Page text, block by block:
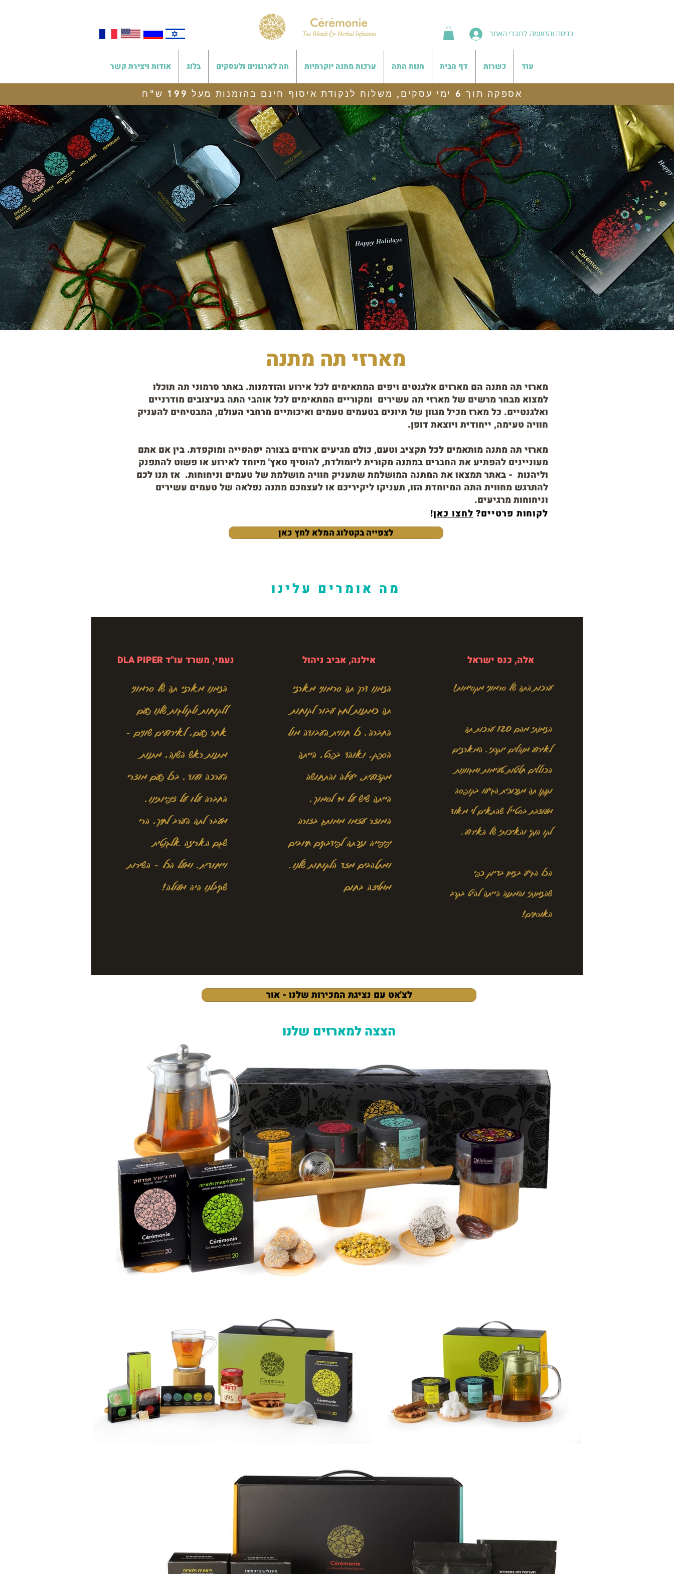
כניסה והרשמה לחברי האתר
אודות ויצירת קשר בלוג תה לארגונים ולעסקים ערכות מתנה יוקרתיות חנות התה דף הבית כשרות עוד
אספקה תוך 6 ימי עסקים, משלוח לנקודת איסוף חינם בהזמנות מעל 199 ש"ח
מארזי תה מתנה
מארזי תה מתנה הם מארזים אלגנטים ויפים המתאימים לכל אירוע והזדמנות. באתר סרמוני תה תוכלו
למצוא מבחר מרשים של מארזי תה עשירים ומקוריים המתאימים לכל אוהבי התה בעיצובים מודרניים
ואלגנטיים. כל מארז מכיל מגוון של תיונים בטעמים טעמים ואיכותיים מרחבי העולם, המבטיחים להעניק
חוויה טעימה, ייחודית ויוצאת דופן.
מארזי תה מתנה מותאמים לכל תקציב וטעם, כולם מגיעים ארוזים בצורה יפהפייה ומוקפדת. בין אם אתם
מעוניינים להפתיע את החברים במתנה מקורית ליומולדת, להוסיף טאץ' מיוחד לאירוע או פשוט להתפנק
וליהנות - באתר תמצאו את המתנה המושלמת שתעניק חוויה מושלמת של טעמים וניחוחות. אז תנו לכם
להתרגש מחווית התה המיוחדת הזו, תעניקו ליקיריכם או לעצמכם מתנה נפלאה של טעמים עשירים
וניחוחות מרגיעים.
לקוחות פרטיים?לחצו כאן!
לצפייה בקטלוג המלא לחץ כאן
מה אומרים עלינו
נעמי, משרד עו"ד DLA PIPER
הזמנו מארזי תה של סרמוני
ללקוחות ולקולגות שלנו פעם
אחר פעם, לאירועים שונים -
מתנות ראש השנה, מתנות
הערכה ועוד. בכל פעם מוצרי
החברה עלו על ציפיותינו.
מעבר לתה הערב לחיך, הרי
שגם האריזה אלגנטית
וייחודית. ומעל הכל - השירות
שקיבלנו היה מעולה!
אילנה, אביב ניהול
הזמנו דרך תה סרמוני מארזי
תה כמתנות לחג עבור לקוחות
החברה. כל חווית העבודה מול
הספק, ואוהד בפרט, הייתה
מקצועית, יעילה והתחושה
הייתה שיש על מי לסמוך.
המוצר עצמו ממותג בצורה
יפיפייה וזכתה לפידבקים חיובים
ומתלהבים מצד הלקוחות שלנו.
ממליצה בחום
אלה, כנס ישראל
ערכות התה של סרמוני מקסימות!
הזמנתי מהם 120 ערכות תה
לאירוע מנהלים יוקרתי. המארזים
הכוללים חליטות טעימות ומגוונות
וקנקן תה מזכוכית הגיעו בקופסה
מעוצבת בסטייל שהתאים לי מאוד
לקו הנקי והאיכותי של האירוע.
הכל הגיע בזמן בדיוק כפי
שהזמנתי והמתנה הייתה להיט בקרב
האורחים!
לצ'אט עם נציגת המכירות שלנו - אור
הצצה למארזים שלנו